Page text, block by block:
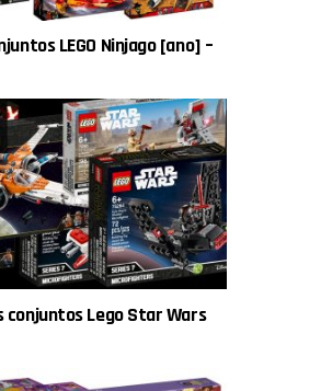
LEGO Ninjago [ano] –
conjuntos Lego Star Wars